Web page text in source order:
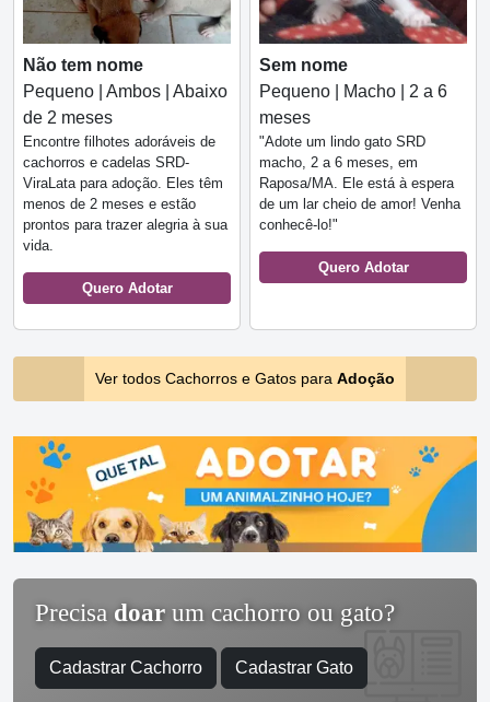
Não tem nome
Pequeno | Ambos | Abaixo
de 2 meses
Encontre filhotes adoráveis de
cachorros e cadelas SRD-
ViraLata para adoção. Eles têm
menos de 2 meses e estão
prontos para trazer alegria à sua
vida.
Quero Adotar
Sem nome
Pequeno | Macho | 2 a 6
meses
"Adote um lindo gato SRD
macho, 2 a 6 meses, em
Raposa/MA. Ele está à espera
de um lar cheio de amor! Venha
conhecê-lo!"
Quero Adotar
Ver todos Cachorros e Gatos para Adoção
Precisa doar um cachorro ou gato?
Cadastrar Cachorro Cadastrar Gato